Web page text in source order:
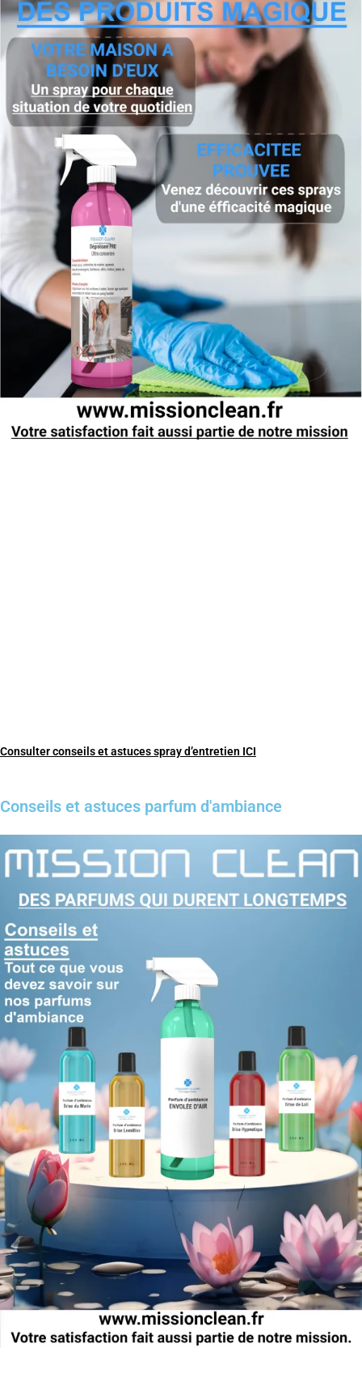
Consulter conseils et astuces spray d’entretien ICI
Conseils et astuces parfum d'ambiance